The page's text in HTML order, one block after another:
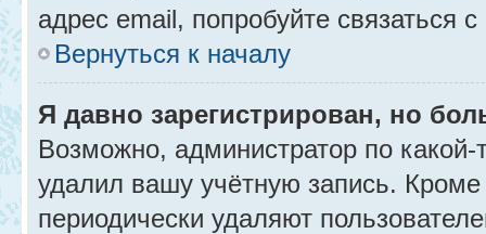
адрес email, попробуйте связаться
Вернуться к началу
Я давно зарегистрирован, но
Возможно, администратор по
удалил вашу учётную запись.
периодически удаляют